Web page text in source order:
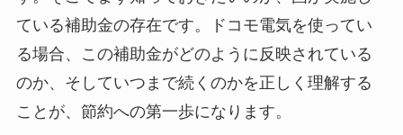
ている補助金の存在です。ドコモ電気を使ってい
る場合、この補助金がどのように反映されている
のか、そしていつまで続くのかを正しく理解する
ことが、節約への第一歩になります。